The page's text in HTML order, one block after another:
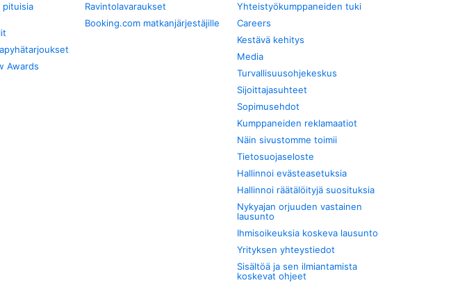
pituisia
Awards
Ravintolavaraukset
Booking.com matkanjärjestäjille
Yhteistyökumppaneiden tuki
Careers
Kestävä kehitys
Media
Turvallisuusohjekeskus
Sijoittajasuhteet
Sopimusehdot
Kumppaneiden reklamaatiot
Näin sivustomme toimii
Tietosuojaseloste
Hallinnoi evästeasetuksia
Hallinnoi räätälöityjä suosituksia
Nykyajan orjuuden vastainen
lausunto
Ihmisoikeuksia koskeva lausunto
Yrityksen yhteystiedot
Sisältöä ja sen ilmiantamista
koskevat ohjeet